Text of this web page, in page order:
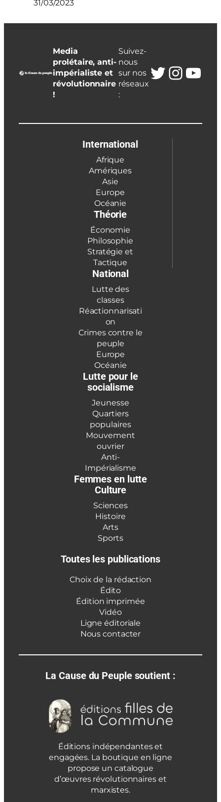
31/03/2023
Media
prolétaire, anti-
impérialiste et
révolutionnaire
!
Suivez-
nous
sur nos
réseaux
:
Twitter
International
Afrique
Amériques
Asie
Europe
Océanie
Théorie
Économie
Philosophie
Stratégie et
Tactique
National
Lutte des
classes
Réactionnarisati
on
Crimes contre le
peuple
Europe
Océanie
Lutte pour le
socialisme
Jeunesse
Quartiers
populaires
Mouvement
ouvrier
Anti-
Impérialisme
Femmes en lutte
Culture
Sciences
Histoire
Arts
Sports
Toutes les publications
Choix de la rédaction
Édito
Édition imprimée
Vidéo
Ligne éditoriale
Nous contacter
La Cause du Peuple soutient :
Éditions indépendantes et
engagées. La boutique en ligne
propose un catalogue
d’œuvres révolutionnaires et
marxistes.